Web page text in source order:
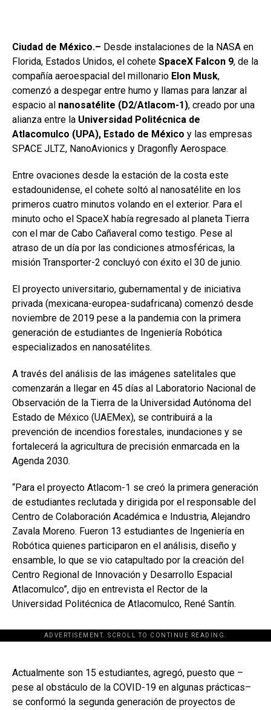
Ciudad de México.– Desde instalaciones de la NASA en
Florida, Estados Unidos, el cohete SpaceX Falcon 9, de la
compañía aeroespacial del millonario Elon Musk,
comenzó a despegar entre humo y llamas para lanzar al
espacio al nanosatélite (D2/Atlacom-1), creado por una
alianza entre la Universidad Politécnica de
Atlacomulco (UPA), Estado de México y las empresas
SPACE JLTZ, NanoAvionics y Dragonfly Aerospace.
Entre ovaciones desde la estación de la costa este
estadounidense, el cohete soltó al nanosatélite en los
primeros cuatro minutos volando en el exterior. Para el
minuto ocho el SpaceX había regresado al planeta Tierra
con el mar de Cabo Cañaveral como testigo. Pese al
atraso de un día por las condiciones atmosféricas, la
misión Transporter-2 concluyó con éxito el 30 de junio.
El proyecto universitario, gubernamental y de iniciativa
privada (mexicana-europea-sudafricana) comenzó desde
noviembre de 2019 pese a la pandemia con la primera
generación de estudiantes de Ingeniería Robótica
especializados en nanosatélites.
A través del análisis de las imágenes satelitales que
comenzarán a llegar en 45 días al Laboratorio Nacional de
Observación de la Tierra de la Universidad Autónoma del
Estado de México (UAEMex), se contribuirá a la
prevención de incendios forestales, inundaciones y se
fortalecerá la agricultura de precisión enmarcada en la
Agenda 2030.
“Para el proyecto Atlacom-1 se creó la primera generación
de estudiantes reclutada y dirigida por el responsable del
Centro de Colaboración Académica e Industria, Alejandro
Zavala Moreno. Fueron 13 estudiantes de Ingeniería en
Robótica quienes participaron en el análisis, diseño y
ensamble, lo que se vio catapultado por la creación del
Centro Regional de Innovación y Desarrollo Espacial
Atlacomulco”, dijo en entrevista el Rector de la
Universidad Politécnica de Atlacomulco, René Santín.
ADVERTISEMENT. SCROLL TO CONTINUE READING.
[adsforwp id="243463"]
Actualmente son 15 estudiantes, agregó, puesto que –
pese al obstáculo de la COVID-19 en algunas prácticas–
se conformó la segunda generación de proyectos de